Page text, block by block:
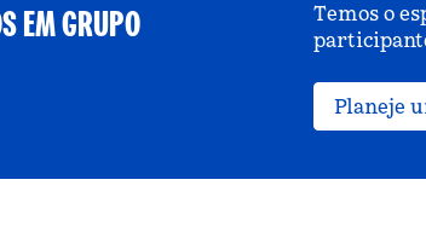
EM GRUPO
Temos o
Planeje